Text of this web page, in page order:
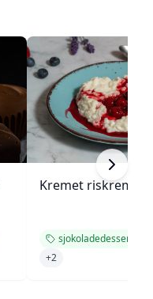
Kremet riskrem
sjokoladedessert
+2